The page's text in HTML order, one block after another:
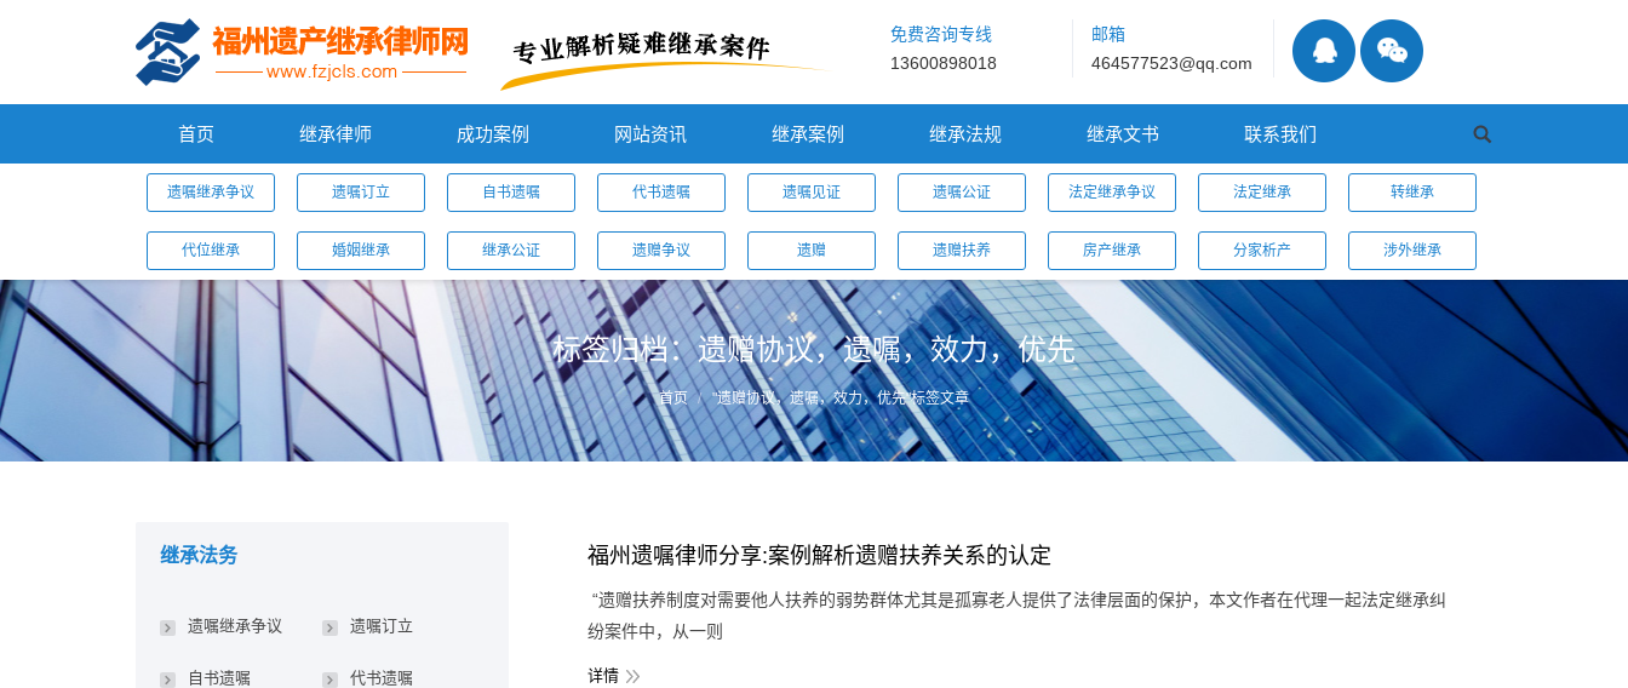
免费咨询专线
13600898018
邮箱
464577523@qq.com
首页 继承律师 成功案例 网站资讯 继承案例 继承法规 继承文书 联系我们
遗嘱继承争议 遗嘱订立 自书遗嘱 代书遗嘱 遗嘱见证 遗嘱公证 法定继承争议 法定继承 转继承
代位继承 婚姻继承 继承公证 遗赠争议 遗赠 遗赠扶养 房产继承 分家析产 涉外继承
标签归档：遗赠协议，遗嘱，效力，优先
您的位置： 首页 "遗赠协议，遗嘱，效力，优先"标签文章
福州遗嘱律师分享:案例解析遗赠扶养关系的认定
“遗赠扶养制度对需要他人扶养的弱势群体尤其是孤寡老人提供了法律层面的保护，本文作者在代理一起法定继承纠
纷案件中，从一则
详情
继承法务
遗嘱继承争议 遗嘱订立
自书遗嘱 代书遗嘱